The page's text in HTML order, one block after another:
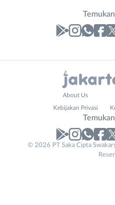
No. Telp /
About Us
Kebijakan Privasi
© 2026 PT Saka Cipta